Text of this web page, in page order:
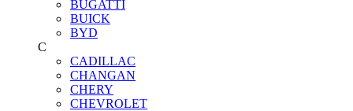
BUGATTI
BUICK
BYD
C
CADILLAC
CHANGAN
CHERY
CHEVROLET